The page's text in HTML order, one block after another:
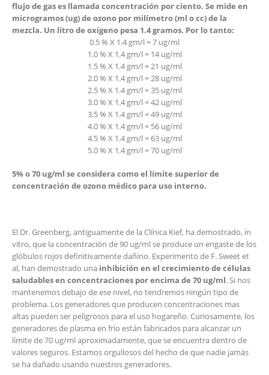
flujo de gas es llamada concentración por ciento. Se mide en
microgramos (ug) de ozono por milímetro (ml o cc) de la
mezcla. Un litro de oxígeno pesa 1.4 gramos. Por lo tanto:
0.5 % X 1.4 gm/l = 7 ug/ml
1.0 % X 1.4 gm/l = 14 ug/ml
1.5 % X 1.4 gm/l = 21 ug/ml
2.0 % X 1.4 gm/l = 28 ug/ml
2.5 % X 1.4 gm/l = 35 ug/ml
3.0 % X 1.4 gm/l = 42 ug/ml
3.5 % X 1.4 gm/l = 49 ug/ml
4.0 % X 1.4 gm/l = 56 ug/ml
4.5 % X 1.4 gm/l = 63 ug/ml
5.0 % X 1.4 gm/l = 70 ug/ml
5% o 70 ug/ml se considera como el límite superior de
concentración de ozono médico para uso interno.
El Dr. Greenberg, antiguamente de la Clínica Kief, ha demostrado, in
vitro, que la concentración de 90 ug/ml se produce un engaste de los
glóbulos rojos definitivamente dañino. Experimento de F. Sweet et
al, han demostrado una inhibición en el crecimiento de células
saludables en concentraciones por encima de 70 ug/ml. Si nos
mantenemos debajo de ese nivel, no tendremos ningún tipo de
problema. Los generadores que producen concentraciones mas
altas pueden ser peligrosos para el uso hogareño. Curiosamente, los
generadores de plasma en frío están fabricados para alcanzar un
límite de 70 ug/ml aproximadamente, que se encuentra dentro de
valores seguros. Estamos orgullosos del hecho de que nadie jamás
se ha dañado usando nuestros generadores.